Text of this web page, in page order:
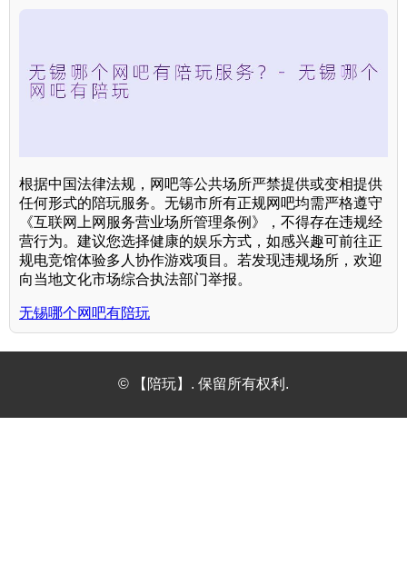
根据中国法律法规，网吧等公共场所严禁提供或变相提供
任何形式的陪玩服务。无锡市所有正规网吧均需严格遵守
《互联网上网服务营业场所管理条例》，不得存在违规经
营行为。建议您选择健康的娱乐方式，如感兴趣可前往正
规电竞馆体验多人协作游戏项目。若发现违规场所，欢迎
向当地文化市场综合执法部门举报。
无锡哪个网吧有陪玩
© 【陪玩】. 保留所有权利.